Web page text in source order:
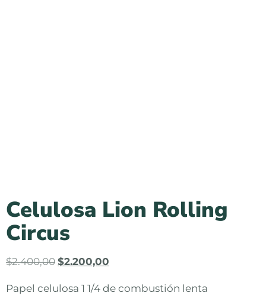
Celulosa Lion Rolling
Circus
$2.400,00 $2.200,00
Papel celulosa 1 1/4 de combustión lenta